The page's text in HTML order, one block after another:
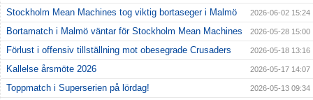
Stockholm Mean Machines tog viktig bortaseger i Malmö 2026-06-02 15:24
Bortamatch i Malmö väntar för Stockholm Mean Machines 2026-05-28 15:00
Förlust i offensiv tillställning mot obesegrade Crusaders 2026-05-18 13:16
Kallelse årsmöte 2026 2026-05-17 14:07
Toppmatch i Superserien på lördag! 2026-05-13 09:34